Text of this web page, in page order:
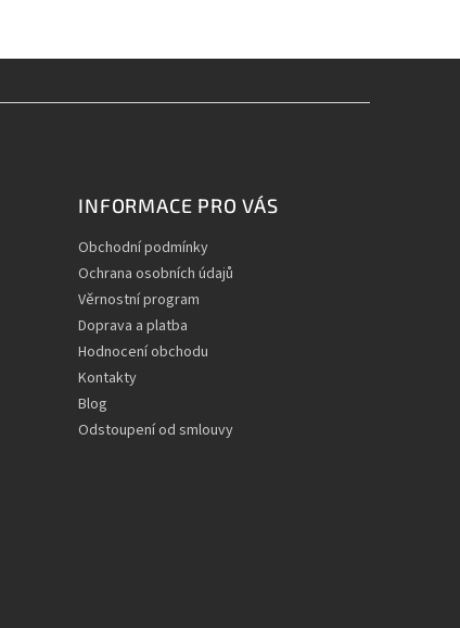
INFORMACE PRO VÁS
Obchodní podmínky
Ochrana osobních údajů
Věrnostní program
Doprava a platba
Hodnocení obchodu
Kontakty
Blog
Odstoupení od smlouvy